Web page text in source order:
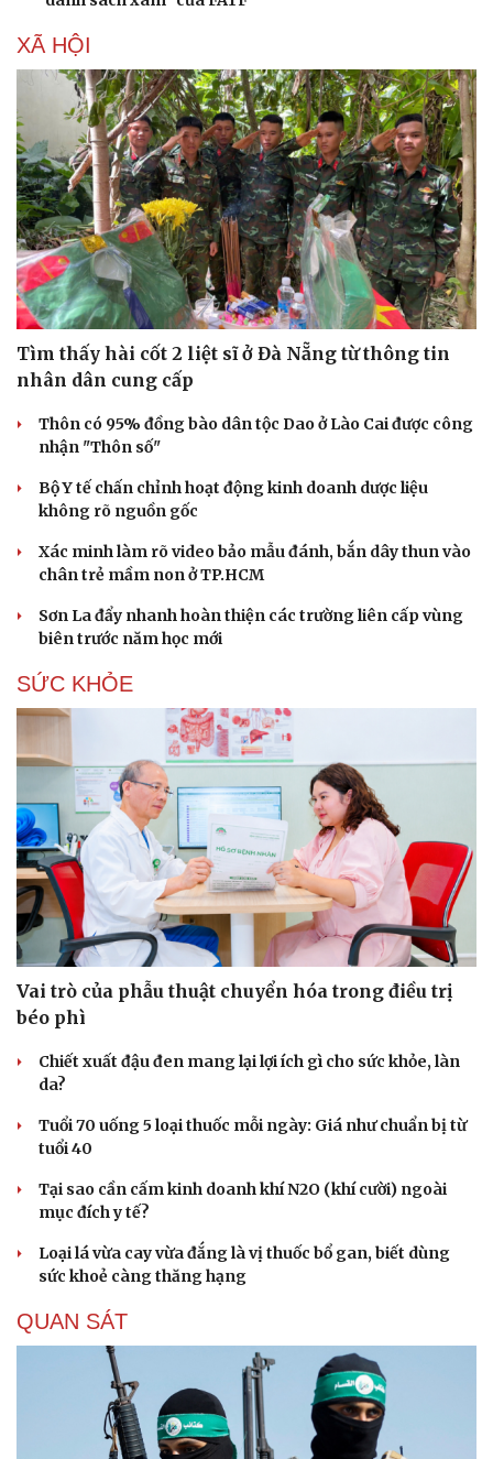
Du lịch
Tư vấn
Săn Tour
check-in
Podcast
Câu chuyện thời sự
Đọc truyện đêm khuya
Cửa sổ tình yêu
Kể chuyện cho bé
Hạt giống tâm hồn
XÃ HỘI
Tìm thấy hài cốt 2 liệt sĩ ở Đà Nẵng từ thông tin
nhân dân cung cấp
Thôn có 95% đồng bào dân tộc Dao ở Lào Cai được công
nhận "Thôn số"
Bộ Y tế chấn chỉnh hoạt động kinh doanh dược liệu
không rõ nguồn gốc
Xác minh làm rõ video bảo mẫu đánh, bắn dây thun vào
chân trẻ mầm non ở TP.HCM
Sơn La đẩy nhanh hoàn thiện các trường liên cấp vùng
biên trước năm học mới
SỨC KHỎE
Vai trò của phẫu thuật chuyển hóa trong điều trị
béo phì
Chiết xuất đậu đen mang lại lợi ích gì cho sức khỏe, làn
da?
Tuổi 70 uống 5 loại thuốc mỗi ngày: Giá như chuẩn bị từ
tuổi 40
Tại sao cần cấm kinh doanh khí N2O (khí cười) ngoài
mục đích y tế?
Loại lá vừa cay vừa đắng là vị thuốc bổ gan, biết dùng
sức khoẻ càng thăng hạng
QUAN SÁT